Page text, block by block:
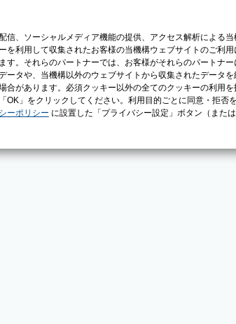
、ソーシャルメディア機能の提供、アクセス解析による当
利用して収集されたお客様の当機構ウェブサイトのご利用
。それらのパートナーでは、お客様がそれらのパートナー
タや、当機構以外のウェブサイトから収集されたデータを
があります。必須クッキー以外の全てのクッキーの利用を
」をクリックしてください。利用目的ごとに同意・拒否
ーポリシー に設置した「プライバシー設定」ボタン（また